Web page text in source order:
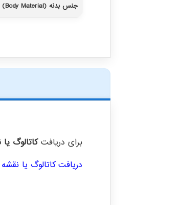
جنس بدنه (Body Material)
برای دریافتکاتالوگ
دریافت کاتالوگ یا